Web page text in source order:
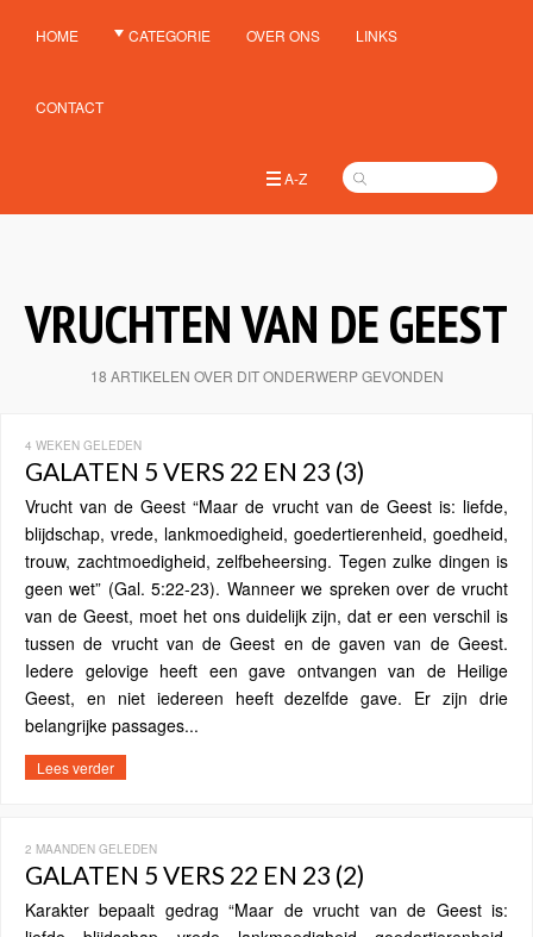
HOME CATEGORIE OVER ONS LINKS
CONTACT
A-Z
VRUCHTEN VAN DE GEEST
18 ARTIKELEN OVER DIT ONDERWERP GEVONDEN
4 WEKEN GELEDEN
GALATEN 5 VERS 22 EN 23 (3)
Vrucht van de Geest “Maar de vrucht van de Geest is: liefde,
blijdschap, vrede, lankmoedigheid, goedertierenheid, goedheid,
trouw, zachtmoedigheid, zelfbeheersing. Tegen zulke dingen is
geen wet” (Gal. 5:22-23). Wanneer we spreken over de vrucht
van de Geest, moet het ons duidelijk zijn, dat er een verschil is
tussen de vrucht van de Geest en de gaven van de Geest.
Iedere gelovige heeft een gave ontvangen van de Heilige
Geest, en niet iedereen heeft dezelfde gave. Er zijn drie
belangrijke passages...
Lees verder
2 MAANDEN GELEDEN
GALATEN 5 VERS 22 EN 23 (2)
Karakter bepaalt gedrag “Maar de vrucht van de Geest is: